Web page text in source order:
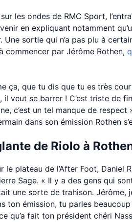
les ondes de RMC Sport,
en expliquant notamment
sortie qui n’a pas plu à
commencer par Jérôme Rothen,
ça, que tu dis que tu es très
veut se barrer ! C’est triste de
c’est un tel manque de respect
dans son émission Rothen
de Riolo à
le plateau de l’After Foot, Daniel
Sage. « Il y a des gens qui
une sorte de trahison.
ton émission, tu parles
qu’a fait ton président chéri